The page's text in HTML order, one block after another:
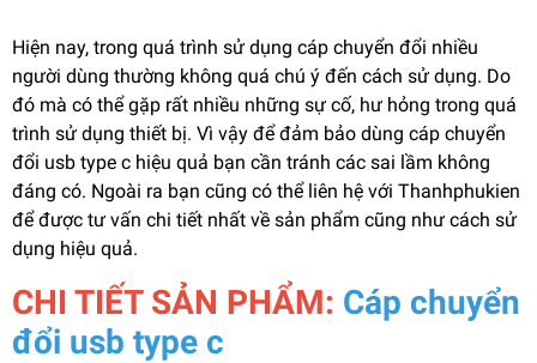
Hiện nay, trong quá trình sử dụng cáp chuyển đổi nhiều
người dùng thường không quá chú ý đến cách sử dụng. Do
đó mà có thể gặp rất nhiều những sự cố, hư hỏng trong quá
trình sử dụng thiết bị. Vì vậy để đảm bảo dùng cáp chuyển
đổi usb type c hiệu quả bạn cần tránh các sai lầm không
đáng có. Ngoài ra bạn cũng có thể liên hệ với Thanhphukien
để được tư vấn chi tiết nhất về sản phẩm cũng như cách sử
dụng hiệu quả.
CHI TIẾT SẢN PHẨM: Cáp chuyển
đổi usb type c